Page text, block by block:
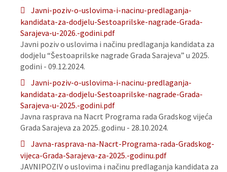
Javni-poziv-o-uslovima-i-nacinu-predlaganja-
kandidata-za-dodjelu-Sestoaprilske-nagrade-Grada-
Sarajeva-u-2026.-godini.pdf
Javni poziv o uslovima i načinu predlaganja kandidata za
dodjelu “Šestoaprilske nagrade Grada Sarajeva” u 2025.
godini - 09.12.2024.
Javni-poziv-o-uslovima-i-nacinu-predlaganja-
kandidata-za-dodjelu-Sestoaprilske-nagrade-Grada-
Sarajeva-u-2025.-godini.pdf
Javna rasprava na Nacrt Programa rada Gradskog vijeća
Grada Sarajeva za 2025. godinu - 28.10.2024.
Javna-rasprava-na-Nacrt-Programa-rada-Gradskog-
vijeca-Grada-Sarajeva-za-2025.-godinu.pdf
JAVNIPOZIV o uslovima i načinu predlaganja kandidata za